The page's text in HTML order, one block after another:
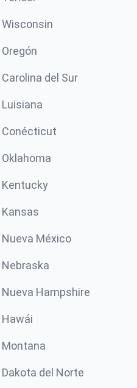
Wisconsin
Oregón
Carolina del Sur
Luisiana
Conécticut
Oklahoma
Kentucky
Kansas
Nueva México
Nebraska
Nueva Hampshire
Hawái
Montana
Dakota del Norte